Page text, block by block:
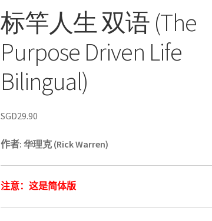
标竿人生 双语 (The
Purpose Driven Life
Bilingual)
SGD29.90
作者: 华理克 (Rick Warren)
注意：这是简体版